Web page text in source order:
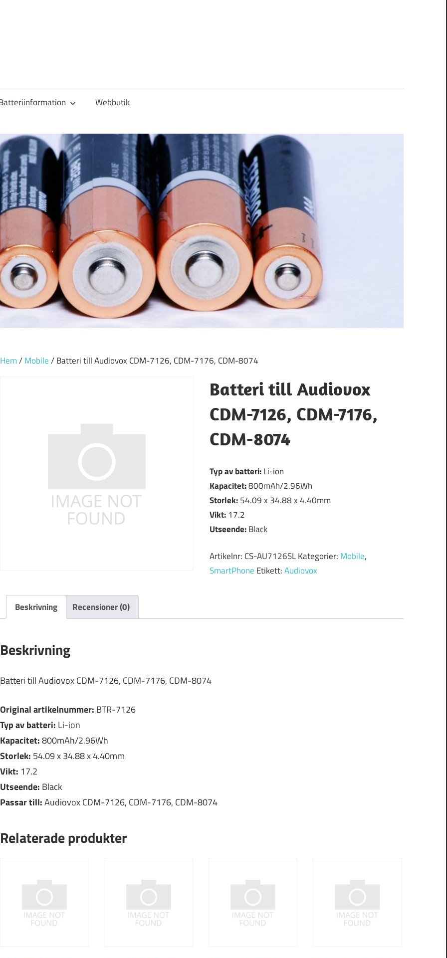
Webbutik
Hem/Mobile/ Batteri till Audiovox CDM-7126, CDM-7176, CDM-8074
Batteri till Audiovox
CDM-7126, CDM-7176,
CDM-8074
Typ av batteri:Li-ion
Kapacitet:800mAh/2.96Wh
Storlek:54.09 x 34.88 x 4.40mm
Vikt: 17.2
Utseende:Black
Artikelnr: CS-AU7126SLKategorier: Mobile,
SmartPhone Etikett:Audiovox
Beskrivning Recensioner (0)
Beskrivning
Batteri till Audiovox CDM-7126, CDM-7176, CDM-8074
Original artikelnummer: BTR-7126
Typ av batteri: Li-ion
Kapacitet:800mAh/2.96Wh
Storlek: 54.09 x 34.88 x 4.40mm
Vikt: 17.2
Utseende: Black
Passar till:Audiovox CDM-7126, CDM-7176, CDM-8074
Relaterade produkter